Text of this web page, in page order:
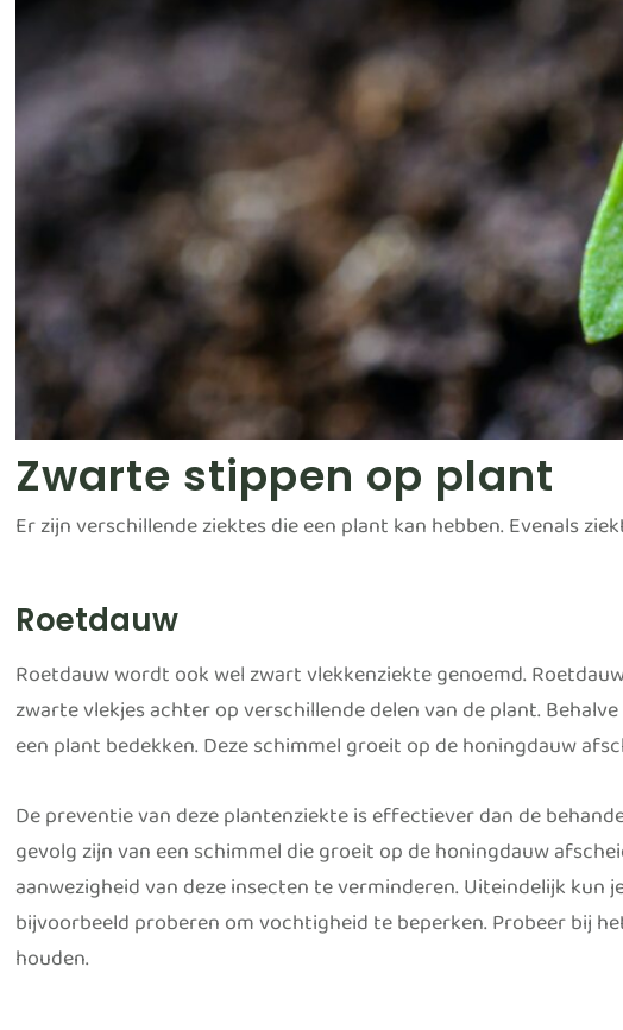
Zwarte stippen op plant
Er zijn verschillende ziektes die een plant kan hebben. Evenals
Roetdauw
Roetdauw wordt ook wel zwart vlekkenziekte genoemd.
zwarte vlekjes achter op verschillende delen van de plant.
een plant bedekken. Deze schimmel groeit op de honingdauw
De preventie van deze plantenziekte is effectiever dan de
gevolg zijn van een schimmel die groeit op de honingdauw
aanwezigheid van deze insecten te verminderen. Uiteindelijk kun
bijvoorbeeld proberen om vochtigheid te beperken. Probeer bij
houden.